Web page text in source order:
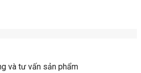
và tư vấn sản phẩm